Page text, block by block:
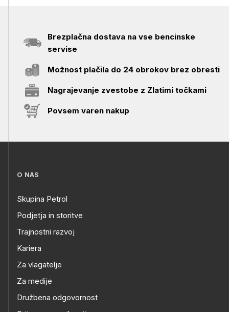
Brezplačna dostava na vse bencinske
servise
Možnost plačila do 24 obrokov brez obresti
Nagrajevanje zvestobe z Zlatimi točkami
Povsem varen nakup
O NAS
Skupina Petrol
Podjetja in storitve
Trajnostni razvoj
Kariera
Za vlagatelje
Za medije
Družbena odgovornost